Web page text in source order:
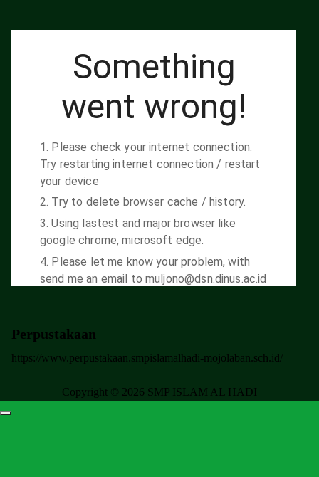
Perpustakaan
https://www.perpustakaan.smpislamalhadi-mojolaban.sch.id/
Copyright © 2026 SMP ISLAM AL HADI